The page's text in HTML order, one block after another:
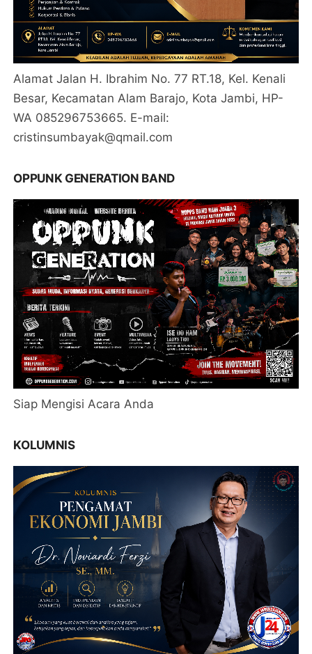
Alamat Jalan H. Ibrahim No. 77 RT.18, Kel. Kenali
Besar, Kecamatan Alam Barajo, Kota Jambi, HP-
WA 085296753665. E-mail:
cristinsumbayak@qmail.com
OPPUNK GENERATION BAND
Siap Mengisi Acara Anda
KOLUMNIS